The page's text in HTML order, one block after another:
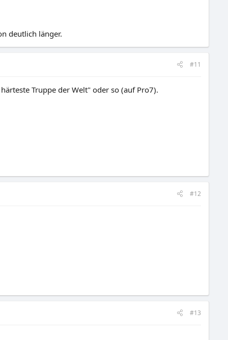
deutlich länger.
#11
Truppe der Welt" oder so (auf Pro7).
#12
#13